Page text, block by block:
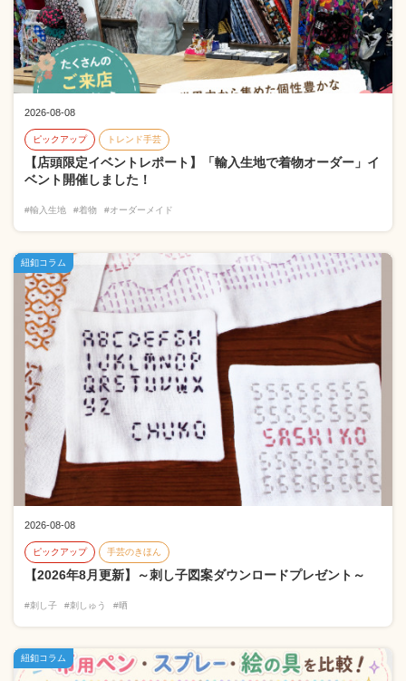
2026-08-08
ピックアップ トレンド手芸
【店頭限定イベントレポート】「輸入生地で着物オーダー」イ
ベント開催しました！
#輸入生地 #着物 #オーダーメイド
2026-08-08
ピックアップ 手芸のきほん
【2026年8月更新】～刺し子図案ダウンロードプレゼント～
#刺し子 #刺しゅう #晒
紐釦コラム
紐釦コラム